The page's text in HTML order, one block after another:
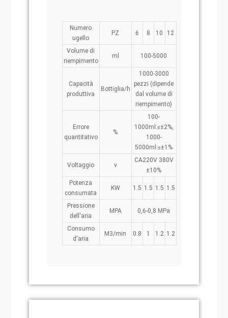
Numero
ugello
PZ 6 8 10 12
Volume di
riempimento
ml 100-5000
Capacità
produttiva
Bottiglia/h
1000-3000
pezzi (dipende
dal volume di
riempimento)
Errore
quantitativo
%
100-
1000ml:≤±2%,
1000-
5000ml:≤±1%
Voltaggio v
CA220V 380V
±10%
Potenza
consumata
KW 1.5 1.5 1.5 1.5
Pressione
dell'aria
MPA 0,6-0,8 MPa
Consumo
d'aria
M3/min 0.8 1 1.2 1.2